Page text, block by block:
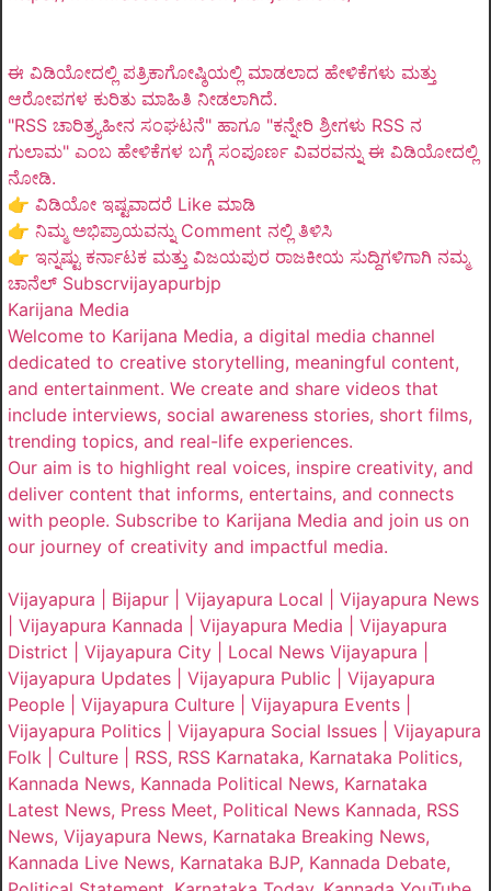
ಈ ವಿಡಿಯೋದಲ್ಲಿ ಪತ್ರಿಕಾಗೋಷ್ಠಿಯಲ್ಲಿ ಮಾಡಲಾದ ಹೇಳಿಕೆಗಳು ಮತ್ತು
ಆರೋಪಗಳ ಕುರಿತು ಮಾಹಿತಿ ನೀಡಲಾಗಿದೆ.
"RSS ಚಾರಿತ್ರ್ಯಹೀನ ಸಂಘಟನೆ" ಹಾಗೂ "ಕನ್ನೇರಿ ಶ್ರೀಗಳು RSS ನ
ಗುಲಾಮ" ಎಂಬ ಹೇಳಿಕೆಗಳ ಬಗ್ಗೆ ಸಂಪೂರ್ಣ ವಿವರವನ್ನು ಈ ವಿಡಿಯೋದಲ್ಲಿ
ನೋಡಿ.
👉 ವಿಡಿಯೋ ಇಷ್ಟವಾದರೆ Like ಮಾಡಿ
👉 ನಿಮ್ಮ ಅಭಿಪ್ರಾಯವನ್ನು Comment ನಲ್ಲಿ ತಿಳಿಸಿ
👉 ಇನ್ನಷ್ಟು ಕರ್ನಾಟಕ ಮತ್ತು ವಿಜಯಪುರ ರಾಜಕೀಯ ಸುದ್ದಿಗಳಿಗಾಗಿ ನಮ್ಮ
ಚಾನೆಲ್ Subscrvijayapurbjp
Karijana Media
Welcome to Karijana Media, a digital media channel
dedicated to creative storytelling, meaningful content,
and entertainment. We create and share videos that
include interviews, social awareness stories, short films,
trending topics, and real-life experiences.
Our aim is to highlight real voices, inspire creativity, and
deliver content that informs, entertains, and connects
with people. Subscribe to Karijana Media and join us on
our journey of creativity and impactful media.
Vijayapura | Bijapur | Vijayapura Local | Vijayapura News
| Vijayapura Kannada | Vijayapura Media | Vijayapura
District | Vijayapura City | Local News Vijayapura |
Vijayapura Updates | Vijayapura Public | Vijayapura
People | Vijayapura Culture | Vijayapura Events |
Vijayapura Politics | Vijayapura Social Issues | Vijayapura
Folk | Culture | RSS, RSS Karnataka, Karnataka Politics,
Kannada News, Kannada Political News, Karnataka
Latest News, Press Meet, Political News Kannada, RSS
News, Vijayapura News, Karnataka Breaking News,
Kannada Live News, Karnataka BJP, Kannada Debate,